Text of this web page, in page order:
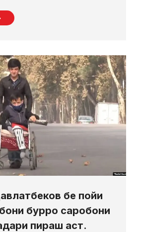
бе пойи
бурро саробони
пираш аст.